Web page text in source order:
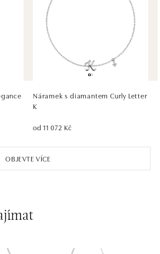
Bratislava
Bratislava
OBJEVTE VÍCE
Náramek s diamantem Curly Letter
K
od 11 072 Kč